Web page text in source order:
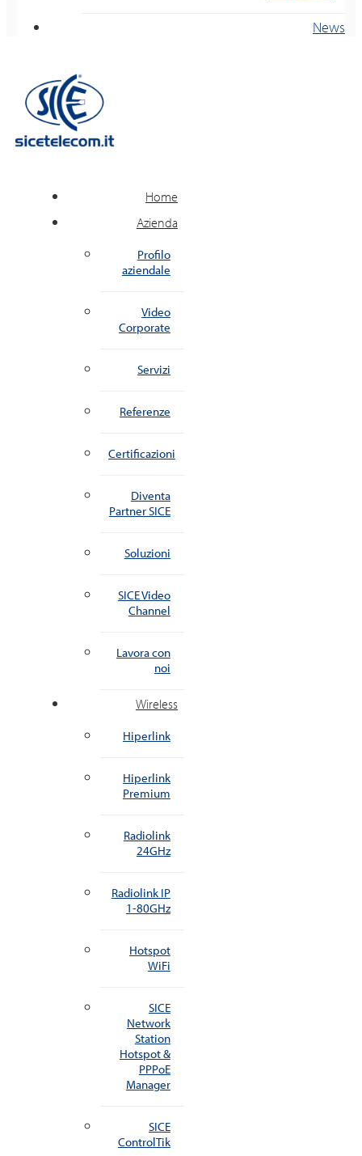
News
Home
Azienda
Profilo
aziendale
Video
Corporate
Servizi
Referenze
Certificazioni
Diventa
Partner SICE
Soluzioni
SICE Video
Channel
Lavora con
noi
Wireless
Hiperlink
Hiperlink
Premium
Radiolink
24GHz
Radiolink IP
1-80GHz
Hotspot
WiFi
SICE
Network
Station
Hotspot &
PPPoE
Manager
SICE
ControlTik